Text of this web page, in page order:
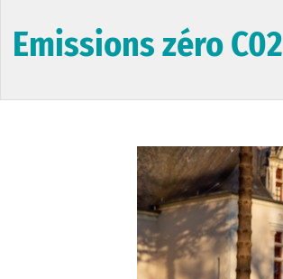
Emissions zéro C02